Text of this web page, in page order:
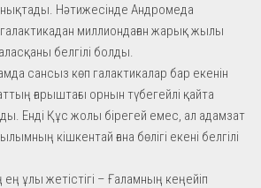
Нәтижесінде Андромеда
галактикадан миллиондаған жарық жылы
белгілі болды.
сансыз көп галактикалар бар екенін
ғарыштағы орнын түбегейлі қайта
Енді Құс жолы бірегей емес, ал адамзат
кішкентай ғана бөлігі екені белгілі
ұлы жетістігі – Ғаламның кеңейіп